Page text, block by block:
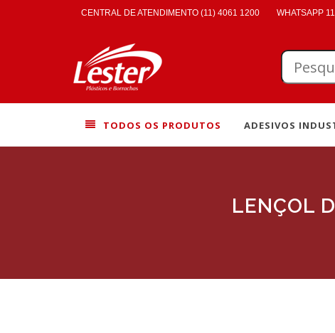
CENTRAL DE ATENDIMENTO (11) 4061 1200 WHATSAPP
TODOS OS PRODUTOS ADESIVOS
LENÇOL